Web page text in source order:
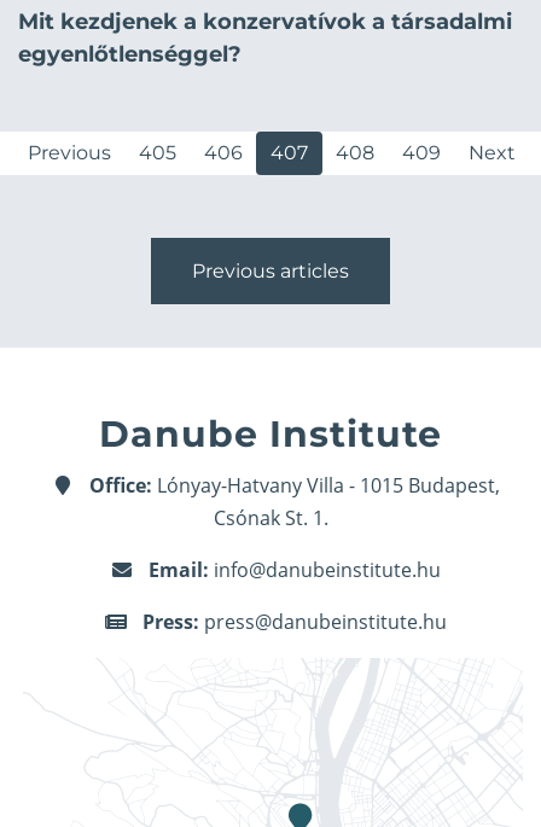
Mit kezdjenek a konzervatívok a társadalmi
egyenlőtlenséggel?
Previous 405 406 407 408 409 Next
Previous articles
Danube Institute
Office: Lónyay-Hatvany Villa - 1015 Budapest,
Csónak St. 1.
Email: info@danubeinstitute.hu
Press: press@danubeinstitute.hu